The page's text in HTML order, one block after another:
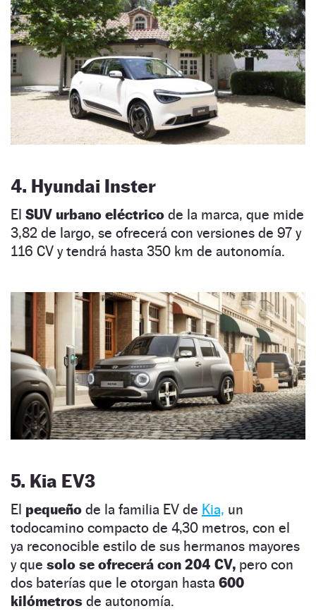
4. Hyundai Inster
El SUV urbano eléctrico de la marca, que mide
3,82 de largo, se ofrecerá con versiones de 97 y
116 CV y tendrá hasta 350 km de autonomía.
5. Kia EV3
El pequeño de la familia EV de Kia, un
todocamino compacto de 4,30 metros, con el
ya reconocible estilo de sus hermanos mayores
y que solo se ofrecerá con 204 CV, pero con
dos baterías que le otorgan hasta 600
kilómetros de autonomía.